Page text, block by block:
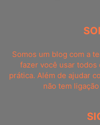
Somos um blog com a
fazer você usar
prática. Além de ajudar
não tem